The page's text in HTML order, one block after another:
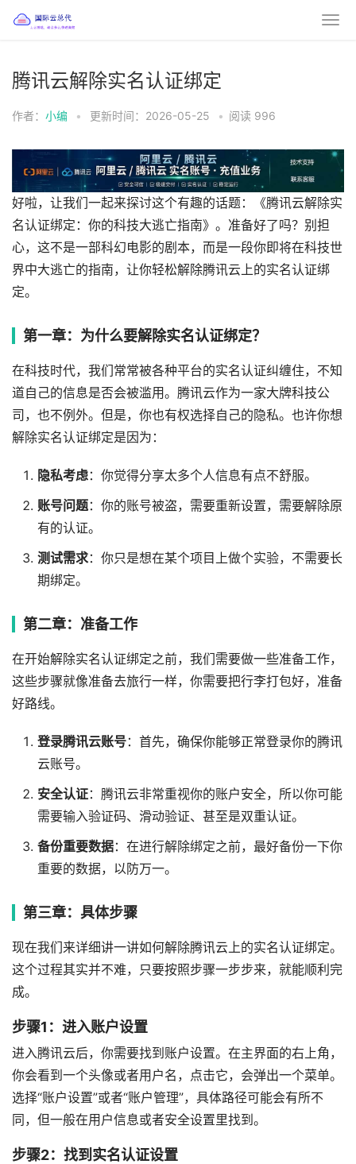
腾讯云解除实名认证绑定
作者： 小编 • 更新时间：2026-05-25 • 阅读 996
好啦，让我们一起来探讨这个有趣的话题：《腾讯云解除实
名认证绑定：你的科技大逃亡指南》。准备好了吗？别担
心，这不是一部科幻电影的剧本，而是一段你即将在科技世
界中大逃亡的指南，让你轻松解除腾讯云上的实名认证绑
定。
第一章：为什么要解除实名认证绑定？
在科技时代，我们常常被各种平台的实名认证纠缠住，不知
道自己的信息是否会被滥用。腾讯云作为一家大牌科技公
司，也不例外。但是，你也有权选择自己的隐私。也许你想
解除实名认证绑定是因为：
隐私考虑：你觉得分享太多个人信息有点不舒服。
账号问题：你的账号被盗，需要重新设置，需要解除原
有的认证。
测试需求：你只是想在某个项目上做个实验，不需要长
期绑定。
第二章：准备工作
在开始解除实名认证绑定之前，我们需要做一些准备工作，
这些步骤就像准备去旅行一样，你需要把行李打包好，准备
好路线。
登录腾讯云账号：首先，确保你能够正常登录你的腾讯
云账号。
安全认证：腾讯云非常重视你的账户安全，所以你可能
需要输入验证码、滑动验证、甚至是双重认证。
备份重要数据：在进行解除绑定之前，最好备份一下你
重要的数据，以防万一。
第三章：具体步骤
现在我们来详细讲一讲如何解除腾讯云上的实名认证绑定。
这个过程其实并不难，只要按照步骤一步步来，就能顺利完
成。
步骤1：进入账户设置
进入腾讯云后，你需要找到账户设置。在主界面的右上角，
你会看到一个头像或者用户名，点击它，会弹出一个菜单。
选择“账户设置”或者“账户管理”，具体路径可能会有所不
同，但一般在用户信息或者安全设置里找到。
步骤2：找到实名认证设置